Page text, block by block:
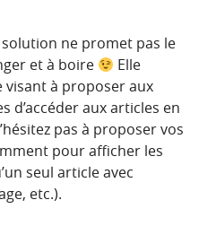
ne promet pas le
et à boire
Elle
visant à proposer aux
d’accéder aux articles en
pas à proposer vos
pour afficher les
seul article avec
etc.).